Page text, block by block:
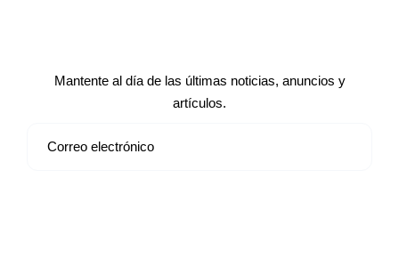
Mantente al día de las últimas noticias, anuncios y
artículos.